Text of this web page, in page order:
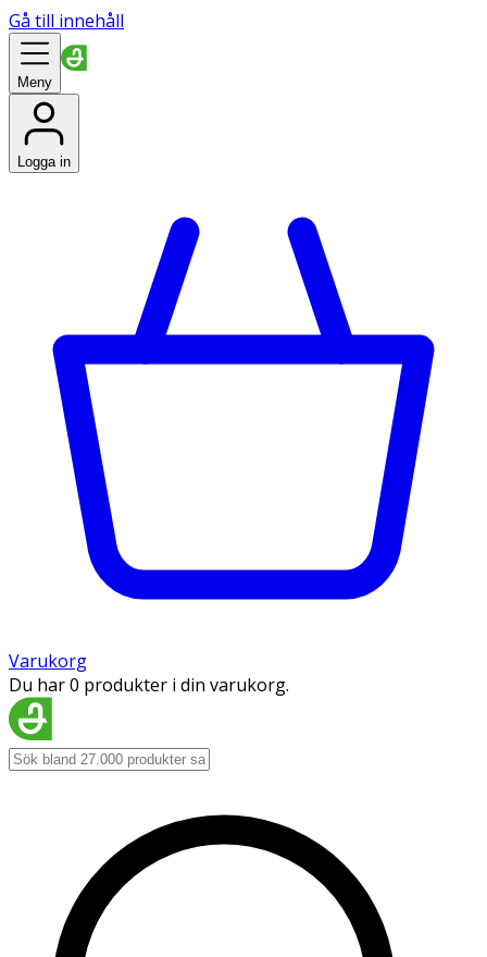
Gå till innehåll
Meny
Logga in
Varukorg
Du har 0 produkter i din varukorg.